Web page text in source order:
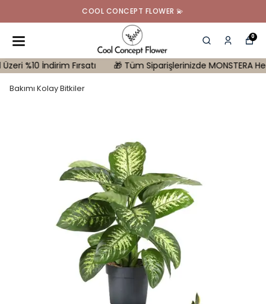
COOL CONCEPT FLOWER 💫
0
İndirim Fırsatı 🎁 Tüm Siparişlerinizde MONSTERA Hediye |
Bakımı Kolay Bitkiler